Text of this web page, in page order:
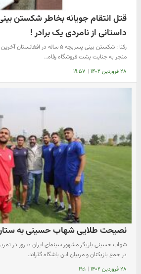
داستانی از نامردی یک برادر !
رکنا : شکستن بینی پسربچه ۵ ساله در
منجر به جنایت پشت فروشگاه رفاه…
۲۸ فروردین ۱۴۰۲ | ۱۹:۵۷
نصیحت طلایی شهاب حسینی به
شهاب حسینی بازیگر مشهور سینمای ایران دیروز در
در جمع بازیکنان و مربیان این باشگاه گذراند.
۲۸ فروردین ۱۴۰۲ | ۱۹:۱